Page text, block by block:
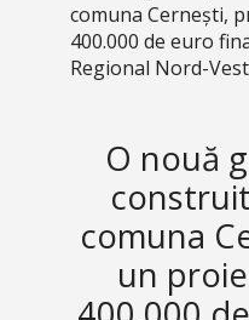
comuna Cernești,
400.000 de euro
Regional Nord-
O nouă
comuna
un